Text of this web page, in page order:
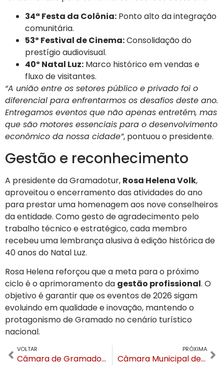
34ª Festa da Colônia: Ponto alto da integração
comunitária.
53º Festival de Cinema:Consolidação do
prestígio audiovisual.
40º Natal Luz: Marco histórico em vendas e
fluxo de visitantes.
“A união entre os setores público e privado foi o
diferencial para enfrentarmos os desafios deste ano.
Entregamos eventos que não apenas entretêm, mas
que são motores essenciais para o desenvolvimento
econômico da nossa cidade”, pontuou o presidente.
Gestão e reconhecimento
A presidente da Gramadotur, Rosa Helena Volk,
aproveitou o encerramento das atividades do ano
para prestar uma homenagem aos nove conselheiros
da entidade. Como gesto de agradecimento pelo
trabalho técnico e estratégico, cada membro
recebeu uma lembrança alusiva à edição histórica de
40 anos do Natal Luz.
Rosa Helena reforçou que a meta para o próximo
ciclo é o aprimoramento da gestão profissional. O
objetivo é garantir que os eventos de 2026 sigam
evoluindo em qualidade e inovação, mantendo o
protagonismo de Gramado no cenário turístico
nacional.
VOLTAR
Câmara de Gramado celebra 71 anos de emancipação e encerra ano legislativo com homenagens
PRÓXIMA
Câmara Municipal de Gramado encerra 2025 com foco em transparência e devolução de recursos